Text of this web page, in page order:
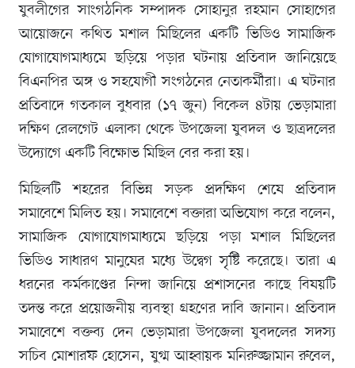
যুবলীগের সাংগঠনিক সম্পাদক সোহানুর রহমান সোহাগের
আয়োজনে কথিত মশাল মিছিলের একটি ভিডিও সামাজিক
যোগাযোগমাধ্যমে ছড়িয়ে পড়ার ঘটনায় প্রতিবাদ জানিয়েছে
বিএনপির অঙ্গ ও সহযোগী সংগঠনের নেতাকর্মীরা। এ ঘটনার
প্রতিবাদে গতকাল বুধবার (১৭ জুন) বিকেল ৪টায় ভেড়ামারা
দক্ষিণ রেলগেট এলাকা থেকে উপজেলা যুবদল ও ছাত্রদলের
উদ্যোগে একটি বিক্ষোভ মিছিল বের করা হয়।
মিছিলটি শহরের বিভিন্ন সড়ক প্রদক্ষিণ শেষে প্রতিবাদ
সমাবেশে মিলিত হয়। সমাবেশে বক্তারা অভিযোগ করে বলেন,
সামাজিক যোগাযোগমাধ্যমে ছড়িয়ে পড়া মশাল মিছিলের
ভিডিও সাধারণ মানুষের মধ্যে উদ্বেগ সৃষ্টি করেছে। তারা এ
ধরনের কর্মকাণ্ডের নিন্দা জানিয়ে প্রশাসনের কাছে বিষয়টি
তদন্ত করে প্রয়োজনীয় ব্যবস্থা গ্রহণের দাবি জানান। প্রতিবাদ
সমাবেশে বক্তব্য দেন ভেড়ামারা উপজেলা যুবদলের সদস্য
সচিব মোশারফ হোসেন, যুগ্ম আহ্বায়ক মনিরুজ্জামান রুবেল,